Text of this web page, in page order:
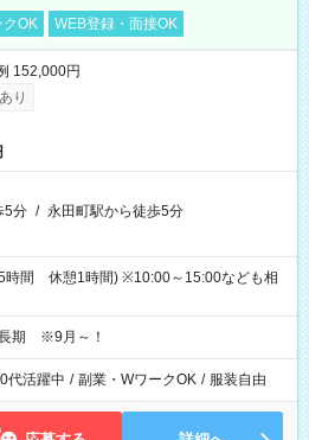
クOK WEB登録・面接OK
152,000円
り
5分 / 永田町駅から徒歩5分
時間 休憩1時間) ※10:00～15:00なども相
期 ※9月～！
代活躍中 / 副業・WワークOK / 服装自由